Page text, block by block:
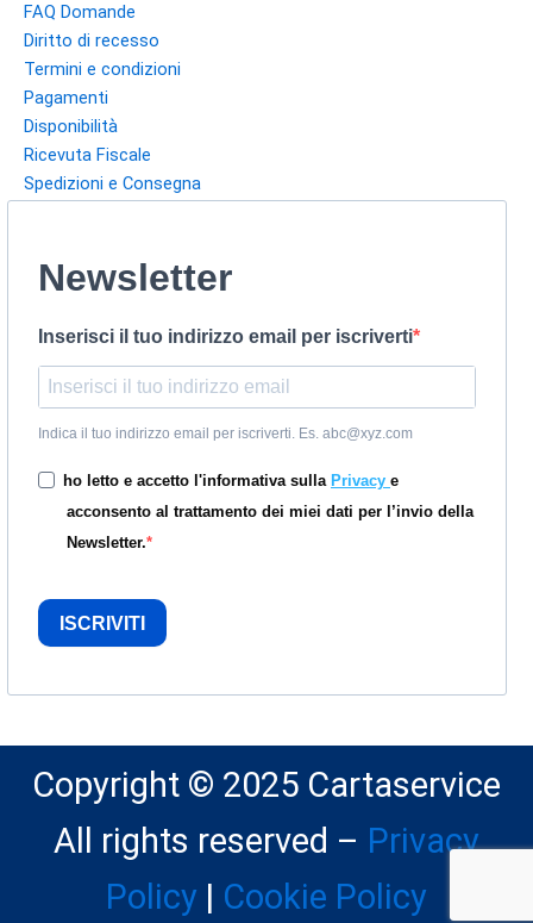
FAQ Domande
Diritto di recesso
Termini e condizioni
Pagamenti
Disponibilità
Ricevuta Fiscale
Spedizioni e Consegna
Newsletter
Inserisci il tuo indirizzo email per iscriverti
Indica il tuo indirizzo email per iscriverti. Es. abc@xyz.com
ho letto e accetto l'informativa sulla Privacy e
acconsento al trattamento dei miei dati per l’invio della
Newsletter.
ISCRIVITI
Copyright © 2025 Cartaservice
All rights reserved – Privacy
Policy | Cookie Policy